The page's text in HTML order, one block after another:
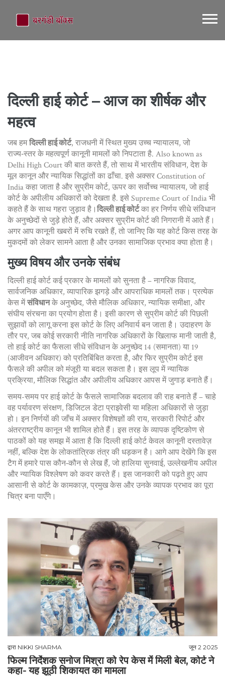
दिल्ली हाई कोर्ट – आज का शीर्षक और
महत्व
जब हमदिल्ली हाई कोर्ट, राजधनी में स्थित मुख्य उच्च न्यायालय, जो
राज्य‑स्तर के महत्वपूर्ण कानूनी मामलों को निपटाता है. Also known as
Delhi High Courtकी बात करते हैं, तो साथ मेंभारतीय संविधान, देश के
मूल कानून और न्यायिक सिद्धांतों का ढाँचा. इसे अक्सरConstitution of
Indiaकहा जाता हैऔरसुप्रीम कोर्ट, ऊपर का सर्वोच्च न्यायालय, जो हाई
कोर्ट के अपीलीय अधिकारों को देखता है. इसेSupreme Court of Indiaभी
कहते हैंके साथ गहरा जुड़ाव है।दिल्ली हाई कोर्टका हर निर्णय सीधे संविधान
के अनुच्छेदों से जुड़े होते हैं, और अक्सर सुप्रीम कोर्ट की निगरानी में आते हैं।
अगर आप कानूनी खबरों में रुचि रखते हैं, तो जानिए कि यह कोर्ट किस तरह के
मुकदमों को लेकर सामने आता है और उनका सामाजिक प्रभाव क्या होता है।
मुख्य विषय और उनके संबंध
दिल्ली हाई कोर्ट कई प्रकार के मामलों को सुनता है – नागरिक विवाद,
सार्वजनिक अधिकार, व्यापारिक झगड़े और आपराधिक मामलों तक। प्रत्येक
केस मेंसंविधानके अनुच्छेद, जैसे मौलिक अधिकार, न्यायिक समीक्षा, और
संघीय संरचना का प्रयोग होता है। इसी कारण से सुप्रीम कोर्ट की पिछली
सुझावों को लागू करना इस कोर्ट के लिए अनिवार्य बन जाता है। उदाहरण के
तौर पर, जब कोई सरकारी नीति नागरिक अधिकारों के खिलाफ मानी जाती है,
तो हाई कोर्ट का फैसला सीधे संविधान के अनुच्छेद 14 (समानता) या 19
(आजीवन अधिकार) को प्रतिबिंबित करता है, और फिर सुप्रीम कोर्ट इस
फैसले की अपील को मंजूरी या बदल सकता है। इस लूप में न्यायिक
प्रक्रिया, मौलिक सिद्धांत और अपीलीय अधिकार आपस में जुगाड़ बनाते हैं।
समय-समय पर हाई कोर्ट के फैसले सामाजिक बदलाव की राह बनाते हैं – चाहे
वह पर्यावरण संरक्षण, डिजिटल डेटा प्राइवेसी या महिला अधिकारों से जुड़ा
हो। इन निर्णयों की जाँच में अक्सर विशेषज्ञों की राय, सरकारी रिपोर्ट और
अंतरराष्ट्रीय कानून भी शामिल होते हैं। इस तरह के व्यापक दृष्टिकोण से
पाठकों को यह समझ में आता है कि दिल्ली हाई कोर्ट केवल कानूनी दस्तावेज़
नहीं, बल्कि देश के लोकतांत्रिक तंत्र की धड़कन है। आगे आप देखेंगे कि इस
टैग में हमारे पास कौन‑कौन से लेख हैं, जो हालिया सुनवाई, उल्लेखनीय अपील
और न्यायिक विश्लेषण को कवर करते हैं। इस जानकारी को पढ़ते हुए आप
आसानी से कोर्ट के कामकाज़, प्रमुख केस और उनके व्यापक प्रभाव का पूरा
चित्र बना पाएँगे।
द्वारा NIKKI SHARMA जून 2 2025
फिल्म निर्देशक सनोज मिश्रा को रेप केस में मिली बेल, कोर्ट ने
कहा- यह झूठी शिकायत का मामला